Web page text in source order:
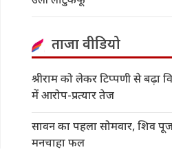
ताजा वीडियो
श्रीराम को लेकर टिप्पणी से बढ़ा
में आरोप-प्रत्यार तेज
सावन का पहला सोमवार, शिव
मनचाहा फल